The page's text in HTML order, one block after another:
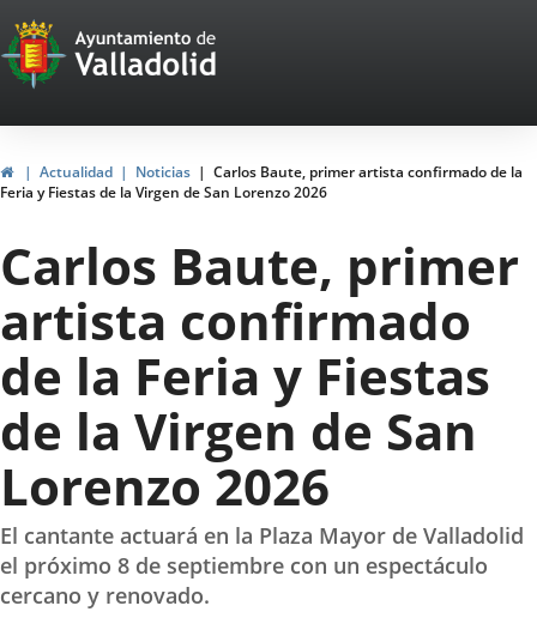
Portal
Web
del
Ayuntamiento
de
Valladolid
HomeActualidad Noticias
Carlos Baute, primer artista confirmado de la
Feria y Fiestas de la Virgen de San Lorenzo 2026
Carlos Baute, primer
artista confirmado
de la Feria y Fiestas
de la Virgen de San
Lorenzo 2026
El cantante actuará en la Plaza Mayor de Valladolid
el próximo 8 de septiembre con un espectáculo
cercano y renovado.